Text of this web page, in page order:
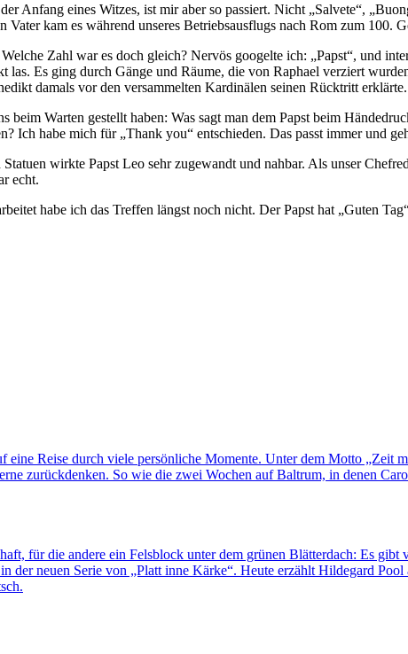
Anfang eines Witzes, ist mir aber so passiert. Nicht „Salvete“,
kam es während unseres Betriebsausflugs nach Rom zum 100.
Zahl war es doch gleich? Nervös googelte ich: „Papst“, und
Es ging durch Gänge und Räume, die von Raphael verziert
damals vor den versammelten Kardinälen seinen Rücktritt
Warten gestellt haben: Was sagt man dem Papst beim
Ich habe mich für „Thank you“ entschieden. Das passt immer und
wirkte Papst Leo sehr zugewandt und nahbar. Als unser
echt.
habe ich das Treffen längst noch nicht. Der Papst hat „Guten
Reise durch viele persönliche Momente. Unter dem Motto „Zeit
zurückdenken. So wie die zwei Wochen auf Baltrum, in denen
für die andere ein Felsblock unter dem grünen Blätterdach: Es
der neuen Serie von „Platt inne Kärke“. Heute erzählt Hildegard